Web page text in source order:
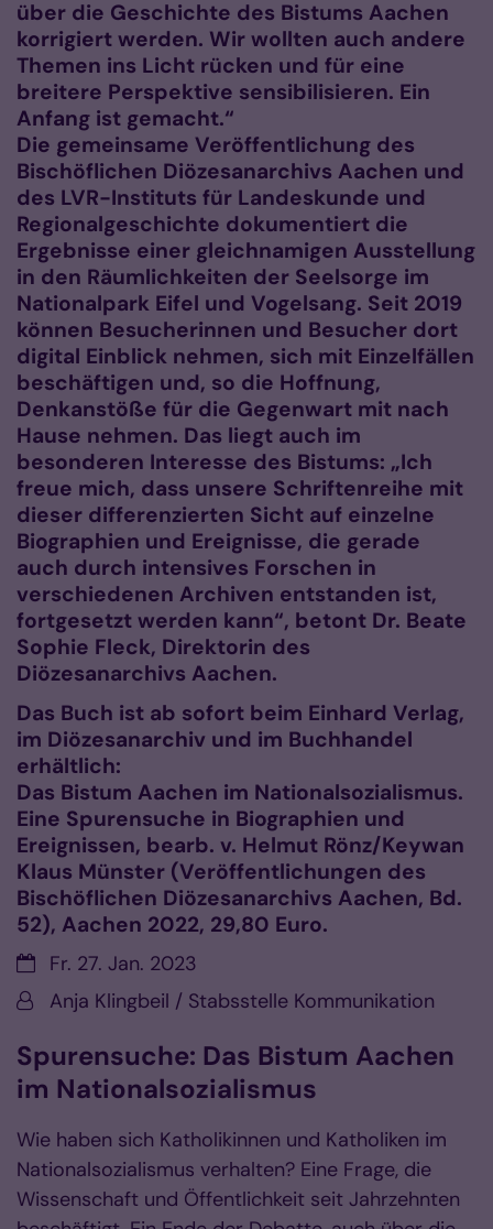
über die Geschichte des Bistums Aachen
korrigiert werden. Wir wollten auch andere
Themen ins Licht rücken und für eine
breitere Perspektive sensibilisieren. Ein
Anfang ist gemacht.“
Die gemeinsame Veröffentlichung des
Bischöflichen Diözesanarchivs Aachen und
des LVR-Instituts für Landeskunde und
Regionalgeschichte dokumentiert die
Ergebnisse einer gleichnamigen Ausstellung
in den Räumlichkeiten der Seelsorge im
Nationalpark Eifel und Vogelsang. Seit 2019
können Besucherinnen und Besucher dort
digital Einblick nehmen, sich mit Einzelfällen
beschäftigen und, so die Hoffnung,
Denkanstöße für die Gegenwart mit nach
Hause nehmen. Das liegt auch im
besonderen Interesse des Bistums: „Ich
freue mich, dass unsere Schriftenreihe mit
dieser differenzierten Sicht auf einzelne
Biographien und Ereignisse, die gerade
auch durch intensives Forschen in
verschiedenen Archiven entstanden ist,
fortgesetzt werden kann“, betont Dr. Beate
Sophie Fleck, Direktorin des
Diözesanarchivs Aachen.
Das Buch ist ab sofort beim Einhard Verlag,
im Diözesanarchiv und im Buchhandel
erhältlich:
Das Bistum Aachen im Nationalsozialismus.
Eine Spurensuche in Biographien und
Ereignissen, bearb. v. Helmut Rönz/Keywan
Klaus Münster (Veröffentlichungen des
Bischöflichen Diözesanarchivs Aachen, Bd.
52), Aachen 2022, 29,80 Euro.
Datum:Fr. 27. Jan. 2023
Von:Anja Klingbeil / Stabsstelle Kommunikation
Spurensuche: Das Bistum Aachen
im Nationalsozialismus
Wie haben sich Katholikinnen und Katholiken im
Nationalsozialismus verhalten? Eine Frage, die
Wissenschaft und Öffentlichkeit seit Jahrzehnten